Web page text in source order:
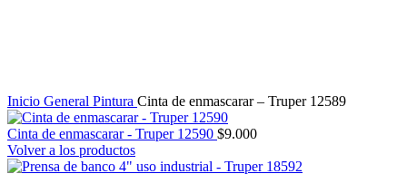
Inicio General Pintura Cinta de enmascarar – Truper 12589
Cinta de enmascarar - Truper 12590 $9.000
Volver a los productos